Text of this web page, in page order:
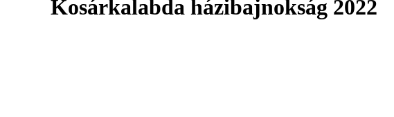
Kosárkalabda házibajnokság 2022